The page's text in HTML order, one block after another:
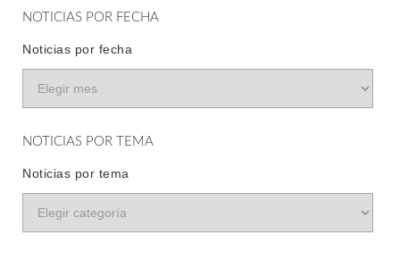
NOTICIAS POR FECHA
Noticias por fecha
NOTICIAS POR TEMA
Noticias por tema